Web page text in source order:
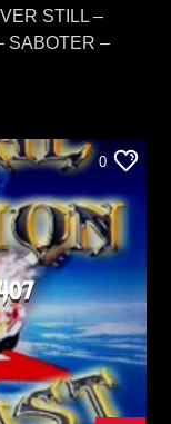
STILL –
SABOTER –
0